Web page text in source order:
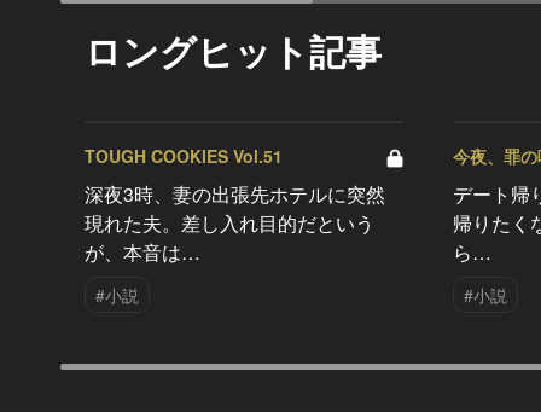
ロングヒット記事
TOUGH COOKIES Vol.51
深夜3時、妻の出張先ホテルに突然
現れた夫。差し入れ目的だという
が、本音は…
#小説
今夜、罪
デート帰
帰りたく
ら…
#小説